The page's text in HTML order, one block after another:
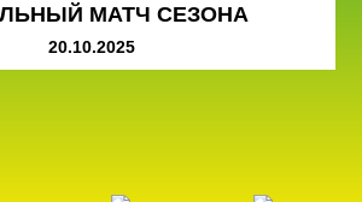
МАТЧ СЕЗОНА
20.10.2025